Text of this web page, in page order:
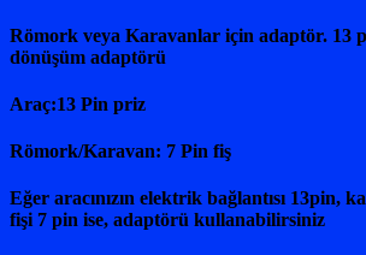
Römork veya Karavanlar için adaptör. 13
dönüşüm adaptörü
Araç:13 Pin priz
Römork/Karavan: 7 Pin fiş
Eğer aracınızın elektrik bağlantısı 13pin,
fişi 7 pin ise, adaptörü kullanabilirsiniz